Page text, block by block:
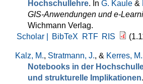
Hochschullehre. In G. Kaule &
GIS-Anwendungen und e-
Wichmann Verlag.
Scholar |
BibTeX RTF RIS
Kalz, M., Stratmann, J., & Kerres, M.
Notebooks in der
und strukturelle Implikationen